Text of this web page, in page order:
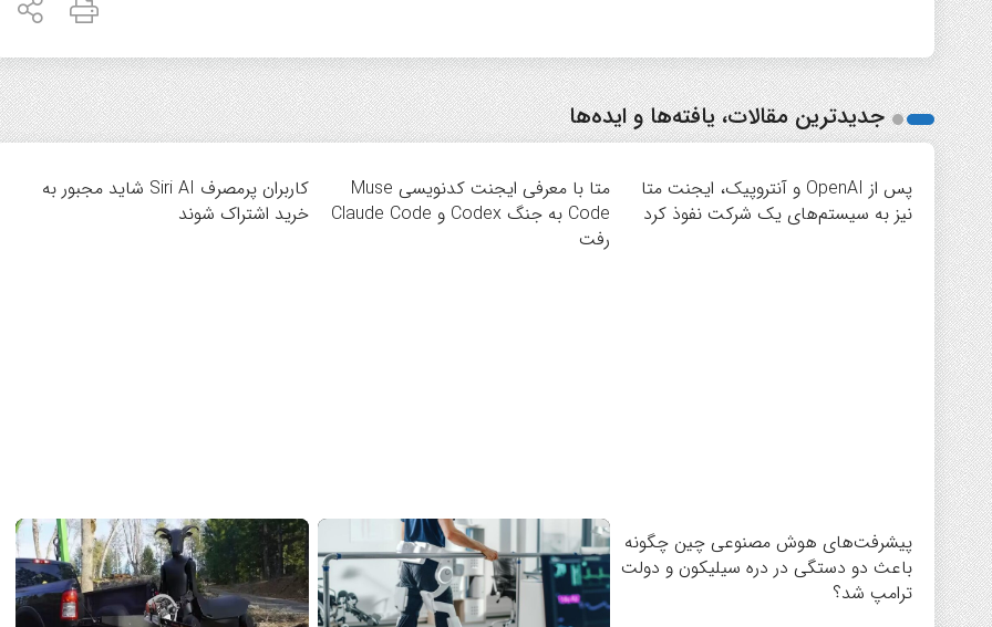
جدیدترین مقالات، یافته‌ها و ایده‌ها
پس از OpenAI و آنتروپیک، ایجنت متا
نیز به سیستم‌های یک شرکت نفوذ کرد
متا با معرفی ایجنت کدنویسی Muse
Code به جنگ Codex و Claude Code
رفت
کاربران پرمصرف Siri AI شاید مجبور به
خرید اشتراک شوند
پیشرفت‌های هوش مصنوعی چین چگونه
باعث دو دستگی در دره سیلیکون و دولت
ترامپ شد؟